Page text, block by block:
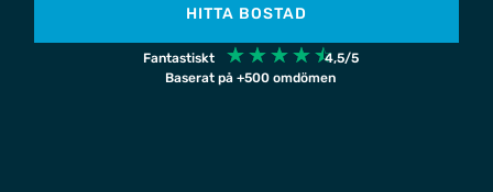
HITTA BOSTAD
Fantastiskt ☆☆☆☆☆4,5/5
Baserat på +500 omdömen